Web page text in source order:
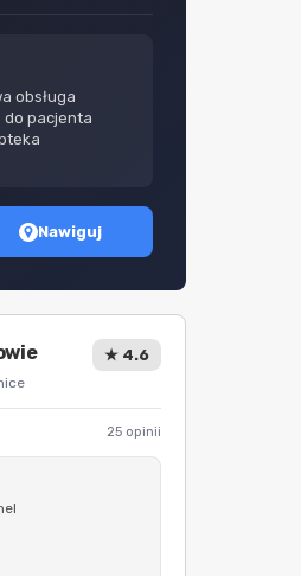
obsługa
do pacjenta
Nawiguj
★ 4.6
25 opinii